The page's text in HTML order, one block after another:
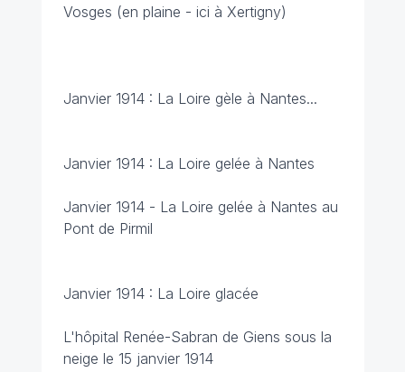
Vosges (en plaine - ici à Xertigny)
Janvier 1914 : La Loire gèle à Nantes...
Janvier 1914 : La Loire gelée à Nantes
Janvier 1914 - La Loire gelée à Nantes au
Pont de Pirmil
Janvier 1914 : La Loire glacée
L'hôpital Renée-Sabran de Giens sous la
neige le 15 janvier 1914